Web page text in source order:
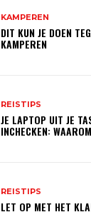
KAMPEREN
DIT KUN JE DOEN
KAMPEREN
REISTIPS
JE LAPTOP UIT JE
INCHECKEN:
REISTIPS
LET OP MET HET